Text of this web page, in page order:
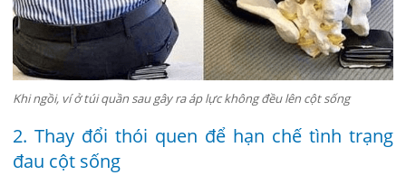
Khi ngồi, ví ở túi quần sau gây ra áp lực không đều lên cột sống
2. Thay đổi thói quen để hạn chế tình trạng
đau cột sống